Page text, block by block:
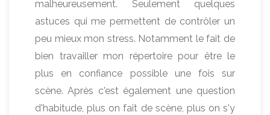
malheureusement. Seulement quelques
astuces qui me permettent de contrôler un
peu mieux mon stress. Notamment le fait de
bien travailler mon répertoire pour être le
plus en confiance possible une fois sur
scène. Après c'est également une question
d'habitude, plus on fait de scène, plus on s'y